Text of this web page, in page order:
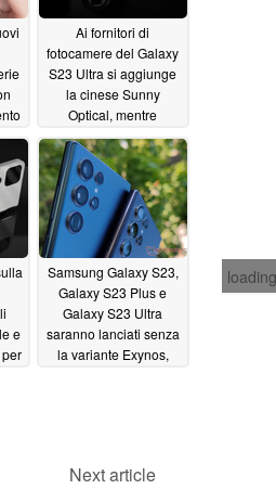
a
Ai fornitori di
fotocamere del Galaxy
S23 Ultra si aggiunge
la cinese Sunny
Optical, mentre
Samsung esclude
Sony dal quadro della
serie S2311/11/2022
e
Samsung Galaxy S23,
Galaxy S23 Plus e
Galaxy S23 Ultra
saranno lanciati senza
la variante Exynos,
Next article